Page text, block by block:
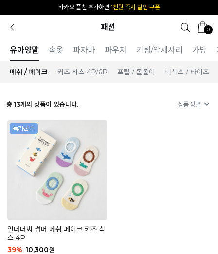
카카오 플친 추가하면 1천원 즉시 할인 쿠폰
패션 0
유아양말 속옷 파자마 파우치 키링/악세서리 가방
메쉬 / 페이크 키즈 삭스 4P/6P 프릴 / 돌돌이 니삭스 / 타이즈
총 13개의 상품이 있습니다. 상품정렬
언더더씨 썸머 메쉬 페이크 키즈 삭
스 4P
39% 10,300원